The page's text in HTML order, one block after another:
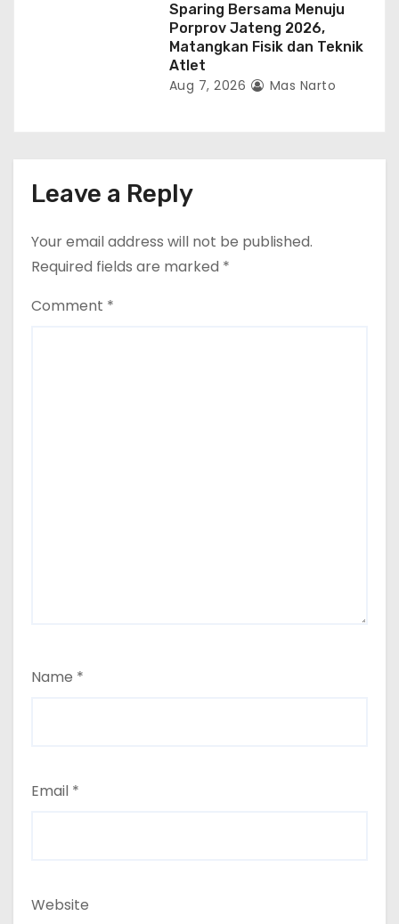
Sparing Bersama Menuju
Porprov Jateng 2026,
Matangkan Fisik dan Teknik
Atlet
Aug 7, 2026 Mas Narto
Leave a Reply
Your email address will not be published.
Required fields are marked *
Comment *
Name *
Email *
Website